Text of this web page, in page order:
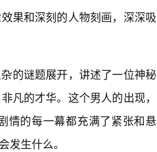
果和深刻的人物刻画，深深吸
的谜题展开，讲述了一位神秘
凡的才华。这个男人的出现，
情的每一幕都充满了紧张和悬
发生什么。